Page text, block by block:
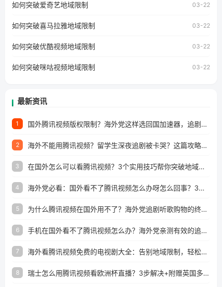
地区及版权限制问题，且仅能在中国大陆地区播放。 遇到这
户收听网易云音乐地区版权限制」的问题，无论人在香港、
工作、留学、定居等，都可以使用，不再因地区和版权限制
所困扰。
如何突破爱奇艺地域限制 03-22
如何突破喜马拉雅地域限制 03-22
如何突破优酷视频地域限制 03-22
如何突破咪咕视频地域限制 03-22
最新资讯
1 国外腾讯视频版权限制？海外党这样选回国加速器，追剧听歌办事全搞定
2 海外不能用腾讯视频？留学生深夜追剧被卡哭？这篇攻略帮你一键回国看剧听歌
3 在国外怎么可以看腾讯视频？3个实用技巧帮你突破地域限制（附避坑指南）
4 海外党必看：国外看不了腾讯视频怎么办呀怎么回事？3步解决地区限制
5 为什么腾讯视频在国外用不了？海外党追剧听歌购物的终极解决方案
6 手机在国外看不了腾讯视频怎么办？海外党亲测有效的追剧自由指南
7 海外看腾讯视频免费的电视剧大全：告别地域限制，轻松追剧的实用指南
8 瑞士怎么用腾讯视频看欧洲杯直播？3步解决+附赠英国多米音乐爱奇艺省钱攻略